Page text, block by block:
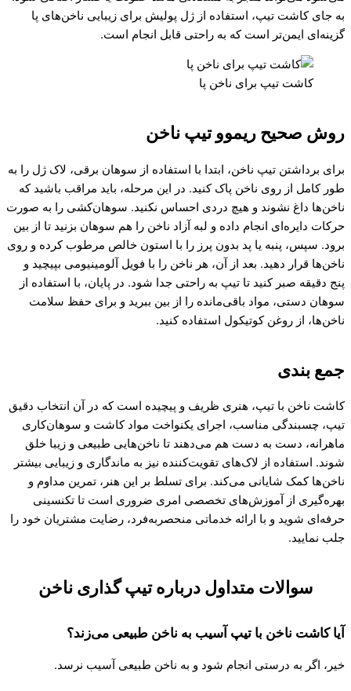
به جای کاشت تیپ، استفاده از ژل پولیش برای زیبایی ناخن‌های پا
گزینه‌ای ایمن‌تر است که به راحتی قابل انجام است.
کاشت تیپ برای ناخن پا
روش صحیح ریموو تیپ ناخن
برای برداشتن تیپ ناخن، ابتدا با استفاده از سوهان برقی، لاک ژل را به
طور کامل از روی ناخن پاک کنید. در این مرحله، باید مراقب باشید که
ناخن‌ها داغ نشوند و هیچ دردی احساس نکنید. سوهان‌کشی را به صورت
حرکات دایره‌ای انجام داده و لبه آزاد ناخن را هم سوهان بزنید تا از بین
برود. سپس، پنبه یا پد بدون پرز را با استون خالص مرطوب کرده و روی
ناخن‌ها قرار دهید. بعد از آن، هر ناخن را با فویل آلومینیومی بپیچید و
پنج دقیقه صبر کنید تا تیپ به راحتی جدا شود. در پایان، با استفاده از
سوهان دستی، مواد باقی‌مانده را از بین ببرید و برای حفظ سلامت
ناخن‌ها، از روغن کوتیکول استفاده کنید.
جمع بندی
کاشت ناخن با تیپ، هنری ظریف و پیچیده است که در آن انتخاب دقیق
تیپ، چسبندگی مناسب، اجرای یکنواخت مواد کاشت و سوهان‌کاری
ماهرانه، دست به دست هم می‌دهند تا ناخن‌هایی طبیعی و زیبا خلق
شوند. استفاده از لاک‌های تقویت‌کننده نیز به ماندگاری و زیبایی بیشتر
ناخن‌ها کمک شایانی می‌کند. برای تسلط بر این هنر، تمرین مداوم و
بهره‌گیری از آموزش‌های تخصصی امری ضروری است تا تکنسینی
حرفه‌ای شوید و با ارائه خدماتی منحصربه‌فرد، رضایت مشتریان خود را
جلب نمایید.
سوالات متداول درباره تیپ گذاری ناخن
آیا کاشت ناخن با تیپ آسیب به ناخن طبیعی می‌زند؟
خیر، اگر به درستی انجام شود و به ناخن طبیعی آسیب نرسد.